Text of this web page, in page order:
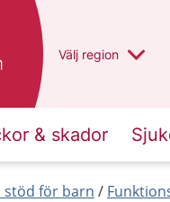
Du har valt region
Välj en annan
region
& skador
stöd för barn